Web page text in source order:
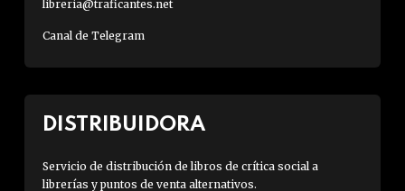
libreria@traficantes.net
Canal de Telegram
DISTRIBUIDORA
Servicio de distribución de libros de crítica social a
librerías y puntos de venta alternativos.